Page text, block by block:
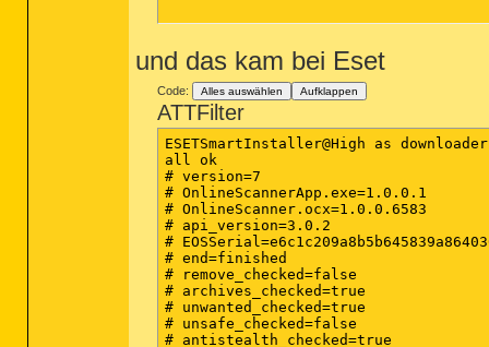
und das kam bei Eset
Code: Alles auswählen Aufklappen
ATTFilter
ESETSmartInstaller@High as
all ok
# version=7
# OnlineScannerApp.exe=1.0.0.1
# OnlineScanner.ocx=1.0.0.6583
# api_version=3.0.2
#
# end=finished
# remove_checked=false
# archives_checked=true
# unwanted_checked=true
# unsafe_checked=false
# antistealth_checked=true